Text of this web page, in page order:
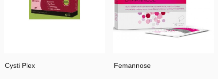
Cysti Plex Femannose